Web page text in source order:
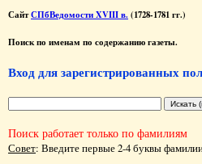
СайтСПбВедомости XVIII в. (1728-1781 гг.)
Поиск по именам по содержанию газеты.
Вход для зарегистрированных
Поиск работает только по фамилиям
Совет: Введите первые 2-4 буквы